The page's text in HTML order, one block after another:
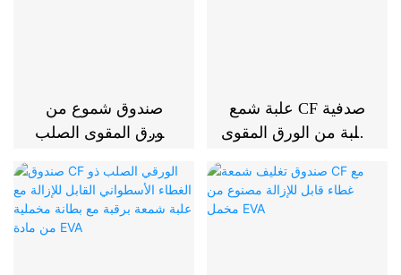
صندوق شموع من
الورق المقوى الصلب
CF مع بطانة مخملية
من EVA
علبة شمع CF صدفية
صلبة من الورق المقوى